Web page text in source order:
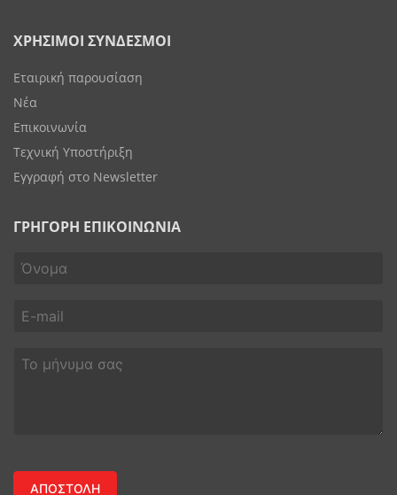
ΧΡΗΣΙΜΟΙ ΣΥΝΔΕΣΜΟΙ
Εταιρική παρουσίαση
Νέα
Επικοινωνία
Τεχνική Υποστήριξη
Εγγραφή στο Newsletter
ΓΡΗΓΟΡΗ ΕΠΙΚΟΙΝΩΝΙΑ